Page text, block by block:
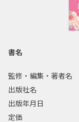
書名
監修・編集・著者名
出版社名
出版年月日
定価